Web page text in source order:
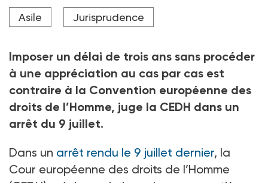
La Cour européenne des droits de l’Homme.
Crédit photo Violetta Kuhn / DPA Picture-Alliance via AFP
Asile Jurisprudence
Imposer un délai de trois ans sans procéder
à une appréciation au cas par cas est
contraire à la Convention européenne des
droits de l’Homme, juge la CEDH dans un
arrêt du 9 juillet.
Dans un arrêt rendu le 9 juillet dernier, la
Cour européenne des droits de l’Homme